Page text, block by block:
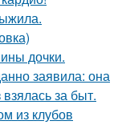
дочки.
заявила: она
за быт.
из клубов